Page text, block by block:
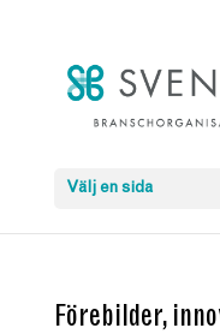
Välj en sida
Förebilder,